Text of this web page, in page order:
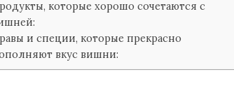
которые хорошо сочетаются с
и специи, которые прекрасно
вкус вишни: